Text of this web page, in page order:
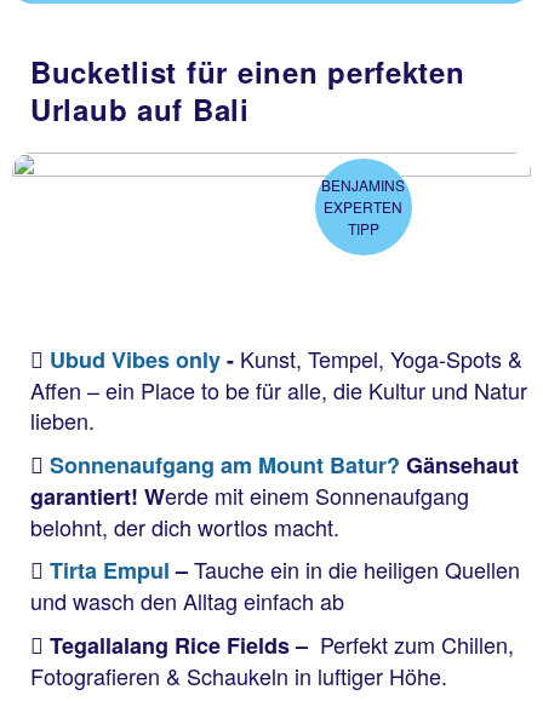
Bucketlist für einen perfekten
Urlaub auf Bali
BENJAMINS
EXPERTEN
TIPP
Ubud Vibes only- Kunst, Tempel, Yoga-Spots &
Affen – ein Place to be für alle, die Kultur und Natur
lieben.
Sonnenaufgang am Mount Batur? Gänsehaut
garantiert! Werde mit einem Sonnenaufgang
belohnt, der dich wortlos macht.
Tirta Empul –Tauche ein in die heiligen Quellen
und wasch den Alltag einfach ab
Tegallalang Rice Fields – Perfekt zum Chillen,
Fotografieren & Schaukeln in luftiger Höhe.